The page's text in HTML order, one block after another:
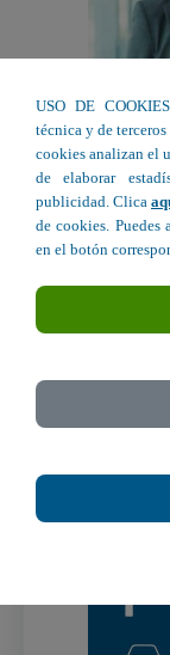
Porque
USO DE
técnica y de
cookies analizan el
de elaborar
publicidad. Clica
de cookies. Puedes
en el botón